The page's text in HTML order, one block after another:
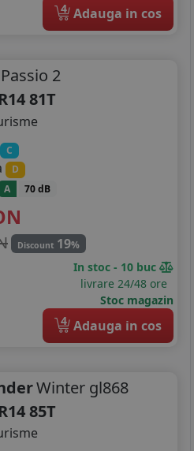
4 Adauga in cos
Passio 2
81T
C
D
A 70 dB
Discount 19%
In stoc - 10 buc
livrare 24/48 ore
Stoc magazin
4 Adauga in cos
Winter gl868
85T